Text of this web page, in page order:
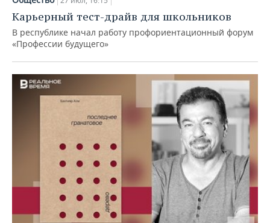
Карьерный тест-драйв для школьников
В республике начал работу профориентационный форум
«Профессии будущего»